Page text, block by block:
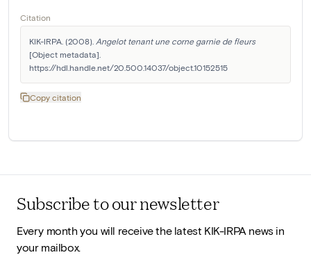
Citation
KIK-IRPA. (2008). Angelot tenant une corne garnie de fleurs
[Object metadata].
https://hdl.handle.net/20.500.14037/object.10152515
Copy citation
Subscribe to our newsletter
Every month you will receive the latest KIK-IRPA news in
your mailbox.